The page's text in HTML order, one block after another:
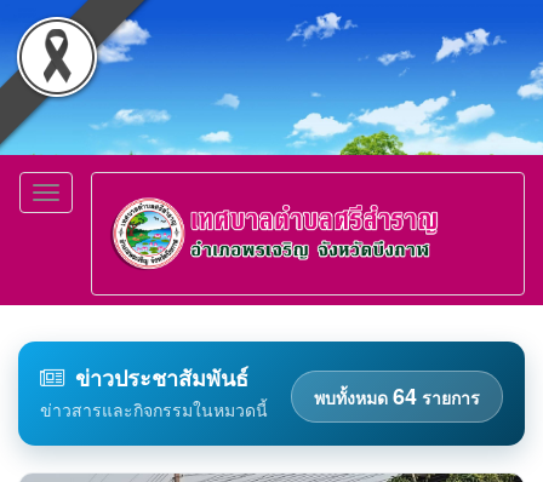
Toggle
navigation
ข่าวประชาสัมพันธ์
ข่าวสารและกิจกรรมในหมวดนี้
พบทั้งหมด 64 รายการ